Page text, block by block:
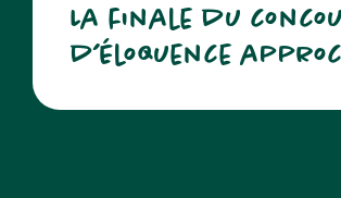
La finale du
d’éloquence